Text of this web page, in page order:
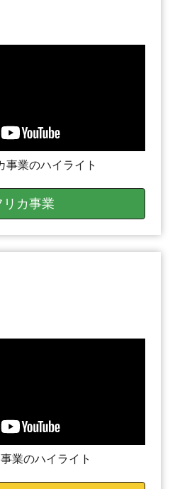
事業のハイライト
リカ事業
業のハイライト